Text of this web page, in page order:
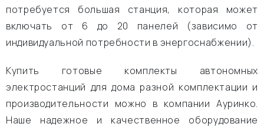
потребуется большая станция, которая может
включать от 6 до 20 панелей (зависимо от
индивидуальной потребности в энергоснабжении).
Купить готовые комплекты автономных
электростанций для дома разной комплектации и
производительности можно в компании Ауринко.
Наше надежное и качественное оборудование